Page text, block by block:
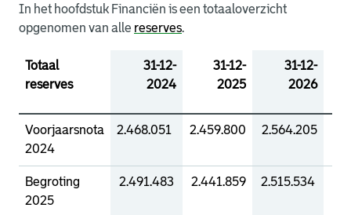
In het hoofdstuk Financiën is een totaaloverzicht
opgenomen van alle reserves.
Totaal
reserves
31-12-
2024
31-12-
2025
31-12-
2026
Voorjaarsnota
2024
2.468.051 2.459.800 2.564.205
Begroting
2025
2.491.483 2.441.859 2.515.534